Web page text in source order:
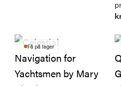
Få på lager